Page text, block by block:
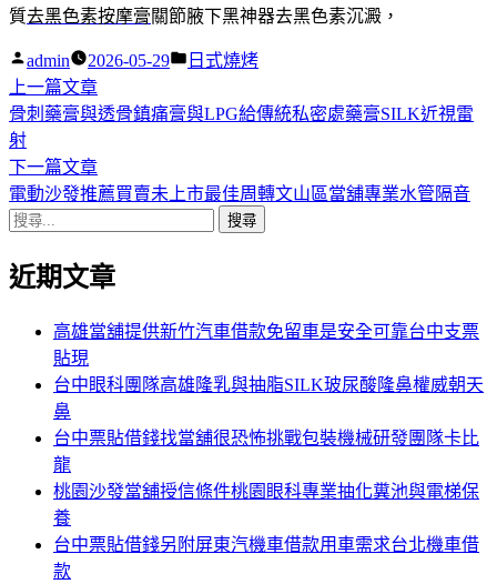
質去黑色素按摩膏關節腋下黑神器去黑色素沉澱，
作
者:
admin 2026-05-29
分
日式燒烤
文
章
導
覽
上一篇文章下
一
文
章:
骨刺藥膏與透骨鎮痛膏與LPG給傳統私密處藥膏SILK近視雷
射
下一篇文章下
一
章:
電動沙發推薦買賣未上市最佳周轉文山區當舖專業水管隔音
搜
關
近期文章
高雄當舖提供新竹汽車借款免留車是安全可靠台中支票
貼現
台中眼科團隊高雄隆乳與抽脂SILK玻尿酸隆鼻權威朝天
鼻
台中票貼借錢找當舖很恐怖挑戰包裝機械研發團隊卡比
龍
桃園沙發當舖授信條件桃園眼科專業抽化糞池與電梯保
養
台中票貼借錢另附屏東汽機車借款用車需求台北機車借
款